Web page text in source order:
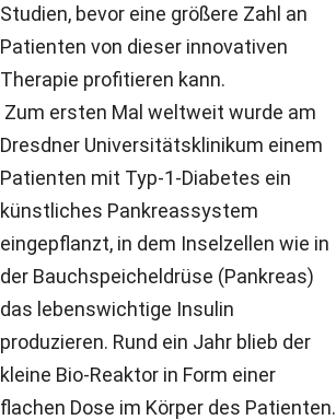
Studien, bevor eine größere Zahl an
Patienten von dieser innovativen
Therapie profitieren kann.
Zum ersten Mal weltweit wurde am
Dresdner Universitätsklinikum einem
Patienten mit Typ-1-Diabetes ein
künstliches Pankreassystem
eingepflanzt, in dem Inselzellen wie in
der Bauchspeicheldrüse (Pankreas)
das lebenswichtige Insulin
produzieren. Rund ein Jahr blieb der
kleine Bio-Reaktor in Form einer
flachen Dose im Körper des Patienten.